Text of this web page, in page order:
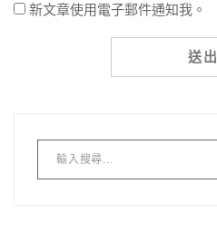
新文章使用電子郵件通知我。